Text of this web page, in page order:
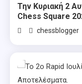
Την Κυριακή 2
Chess Square
chessblogger